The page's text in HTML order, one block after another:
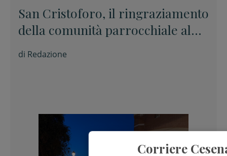
San Cristoforo, il ringraziamento
della comunità parrocchiale al
termine della festa
di Redazione
Corriere